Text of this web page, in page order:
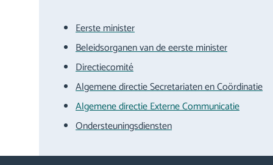
Eerste minister
Beleidsorganen van de eerste minister
Directiecomité
Algemene directie Secretariaten en Coördinatie
Algemene directie Externe Communicatie
Ondersteuningsdiensten